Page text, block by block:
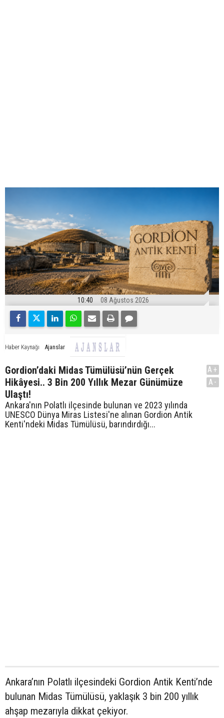
10:40 08 Ağustos 2026
Haber Kaynağı Ajanslar
Gordion’daki Midas Tümülüsü’nün Gerçek
Hikâyesi.. 3 Bin 200 Yıllık Mezar Günümüze
Ulaştı!
Ankara'nın Polatlı ilçesinde bulunan ve 2023 yılında
UNESCO Dünya Miras Listesi'ne alınan Gordion Antik
Kenti'ndeki Midas Tümülüsü, barındırdığı...
A+
A-
Ankara’nın Polatlı ilçesindeki Gordion Antik Kenti’nde
bulunan Midas Tümülüsü, yaklaşık 3 bin 200 yıllık
ahşap mezarıyla dikkat çekiyor.